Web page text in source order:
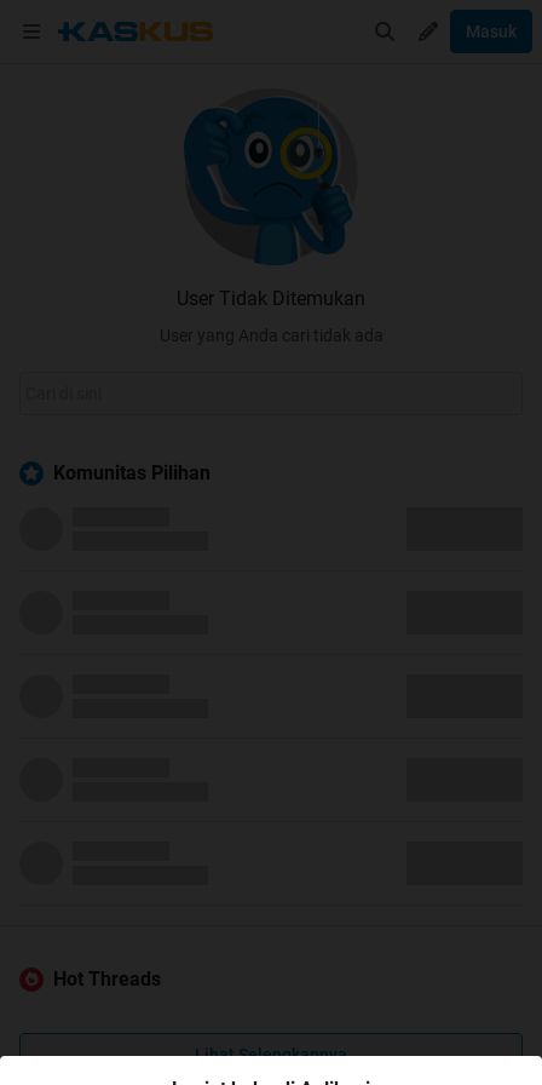
Masuk
User Tidak Ditemukan
User yang Anda cari tidak ada
Komunitas Pilihan
Hot Threads
Lihat Selengkapnya